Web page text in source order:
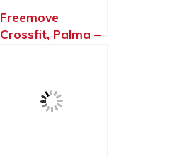
Freemove
Crossfit, Palma –